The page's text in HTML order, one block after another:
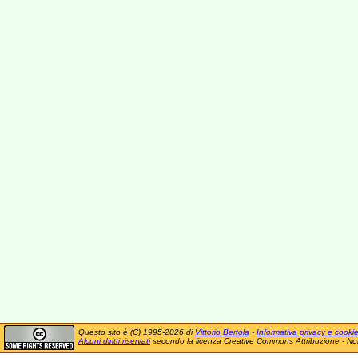
Questo sito è (C) 1995-2026 di Vittorio Bertola - Informativa privacy e cookie
Alcuni diritti riservatisecondo la licenza Creative Commons Attribuzione -